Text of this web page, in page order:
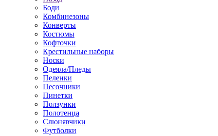
Боди
Комбинезоны
Конверты
Костюмы
Кофточки
Крестильные наборы
Носки
Одеяла/Пледы
Пеленки
Песочники
Пинетки
Ползунки
Полотенца
Слюнявчики
Футболки